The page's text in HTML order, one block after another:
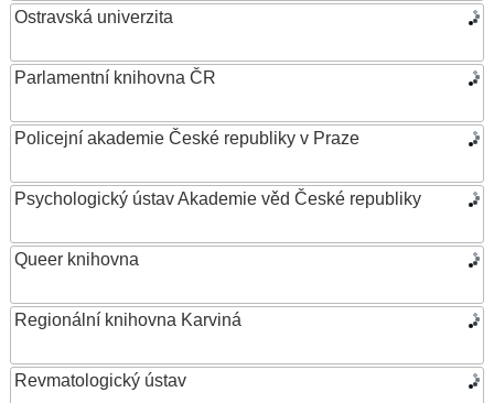
Ostravská univerzita
Parlamentní knihovna ČR
Policejní akademie České republiky v Praze
Psychologický ústav Akademie věd České republiky
Queer knihovna
Regionální knihovna Karviná
Revmatologický ústav